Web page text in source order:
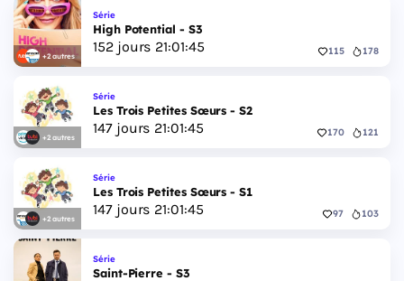
+2 autres
Série
High Potential - S3
152jours 21:01:44 115 178
+2 autres
Série
Les Trois Petites Sœurs - S2
147jours 21:01:44 170 121
+2 autres
Série
Les Trois Petites Sœurs - S1
147jours 21:01:44 97 103
Série
Saint-Pierre - S3